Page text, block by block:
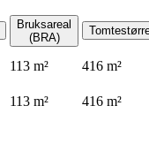
Bruksareal
(BRA)
113 m² 416 m²
113 m² 416 m²